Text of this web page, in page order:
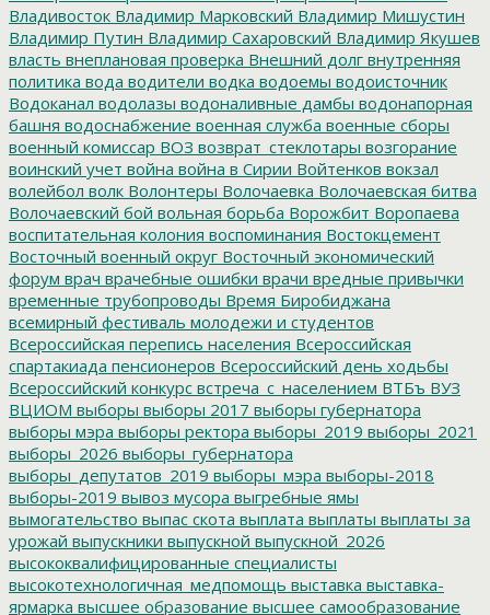
Владивосток Владимир Марковский Владимир Мишустин
Владимир Путин Владимир Сахаровский Владимир Якушев
власть внеплановая проверка Внешний долг внутренняя
политика вода водители водка водоемы водоисточник
Водоканал водолазы водоналивные дамбы водонапорная
башня водоснабжение военная служба военные сборы
военный комиссар ВОЗ возврат_стеклотары возгорание
воинский учет война война в Сирии Войтенков вокзал
волейбол волк Волонтеры Волочаевка Волочаевская битва
Волочаевский бой вольная борьба Ворожбит Воропаева
воспитательная колония воспоминания Востокцемент
Восточный военный округ Восточный экономический
форум врач врачебные ошибки врачи вредные привычки
временные трубопроводы Время Биробиджана
всемирный фестиваль молодежи и студентов
Всероссийская перепись населения Всероссийская
спартакиада пенсионеров Всероссийский день ходьбы
Всероссийский конкурс встреча_с_населением ВТБъ ВУЗ
ВЦИОМ выборы выборы 2017 выборы губернатора
выборы мэра выборы ректора выборы_2019 выборы_2021
выборы_2026 выборы_губернатора
выборы_депутатов_2019 выборы_мэра выборы-2018
выборы-2019 вывоз мусора выгребные ямы
вымогательство выпас скота выплата выплаты выплаты за
урожай выпускники выпускной выпускной_2026
высококвалифицированные специалисты
высокотехнологичная_медпомощь выставка выставка-
ярмарка высшее образование высшее самообразование